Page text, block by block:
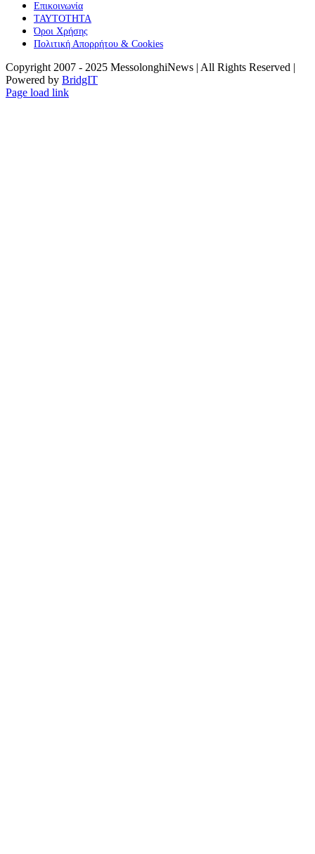
Επικοινωνία
ΤΑΥΤΟΤΗΤΑ
Όροι Χρήσης
Πολιτική Απορρήτου & Cookies
Copyright 2007 - 2025 MessolonghiNews | All Rights Reserved |
Powered by BridgIT
YouTube
Facebook
Instagram
Page load link